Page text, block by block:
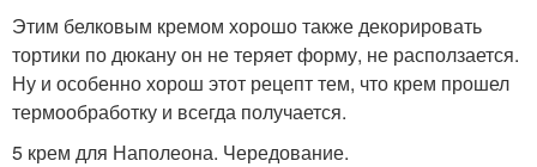
Этим белковым кремом хорошо также декорировать
тортики по дюкану он не теряет форму, не расползается.
Ну и особенно хорош этот рецепт тем, что крем прошел
термообработку и всегда получается.
5 крем для Наполеона. Чередование.